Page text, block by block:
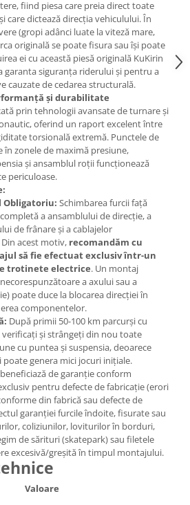
fiind piesa care preia direct toate
care dictează direcția vehiculului. În
(gropi adânci luate la viteză mare,
originală se poate fisura sau își poate
ei cu această piesă originală KuKirin
garanta siguranța riderului și pentru a
cauzate de cedarea structurală.
și durabilitate
prin tehnologii avansate de turnare și
oferind un raport excelent între
torsională extremă. Punctele de
zonele de maximă presiune,
și ansamblul roții funcționează
periculoase.
Obligatoriu: Schimbarea furcii față
a ansamblului de direcție, a
de frânare și a cablajelor
acest motiv, recomandăm cu
să fie efectuat exclusiv într-un
trotinete electrice. Un montaj
a axului sau a
poate duce la blocarea direcției în
componentelor.
După primii 50-100 km parcurși cu
și strângeți din nou toate
cu puntea și suspensia, deoarece
poate genera mici jocuri inițiale.
de garanție conform
pentru defecte de fabricație (erori
din fabrică sau defecte de
garanției furcile îndoite, fisurate sau
coliziunilor, loviturilor în borduri,
de sărituri (skatepark) sau filetele
excesivă/greșită în timpul montajului.
Valoare